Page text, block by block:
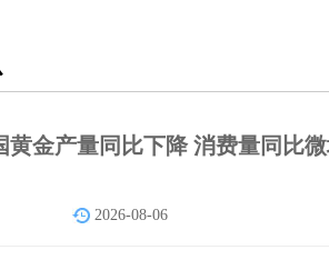
黄金产量同比下降 消费量同比
2026-08-06